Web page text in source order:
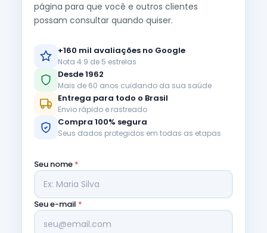
página para que você e outros clientes
possam consultar quando quiser.
+160 mil avaliações no Google
Nota 4.9 de 5 estrelas
Desde 1962
Mais de 60 anos cuidando da sua saúde
Entrega para todo o Brasil
Envio rápido e rastreado
Compra 100% segura
Seus dados protegidos em todas as etapas
Seu nome *
Seu e-mail *